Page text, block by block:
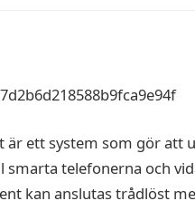
är ett system som gör
smarta telefonerna och
kan anslutas trådlöst